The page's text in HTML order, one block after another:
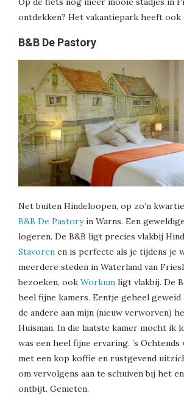
ontdekken? Het vakantiepark heeft ook
B&B De Pastory
Net buiten Hindeloopen, op zo’n
B&B De Pastoryin Warns. Een
logeren. De B&B ligt precies vlakbij
Stavoren en is perfecte als je tijdens je
meerdere steden in Waterland van
bezoeken, ook Workum ligt vlakbij. De
heel fijne kamers. Eentje geheel geweid
de andere aan mijn (nieuw verworven)
Huisman. In die laatste kamer mocht ik
was een heel fijne ervaring. ’s
met een kop koffie en rustgevend
om vervolgens aan te schuiven bij het
ontbijt. Genieten.